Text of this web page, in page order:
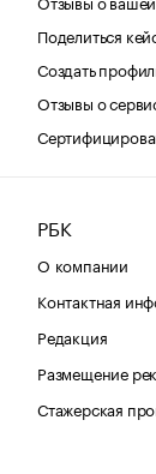
Поделиться
Создать
Отзывы о
РБК
О компании
Контактная
Редакция
Размещение
Стажерская